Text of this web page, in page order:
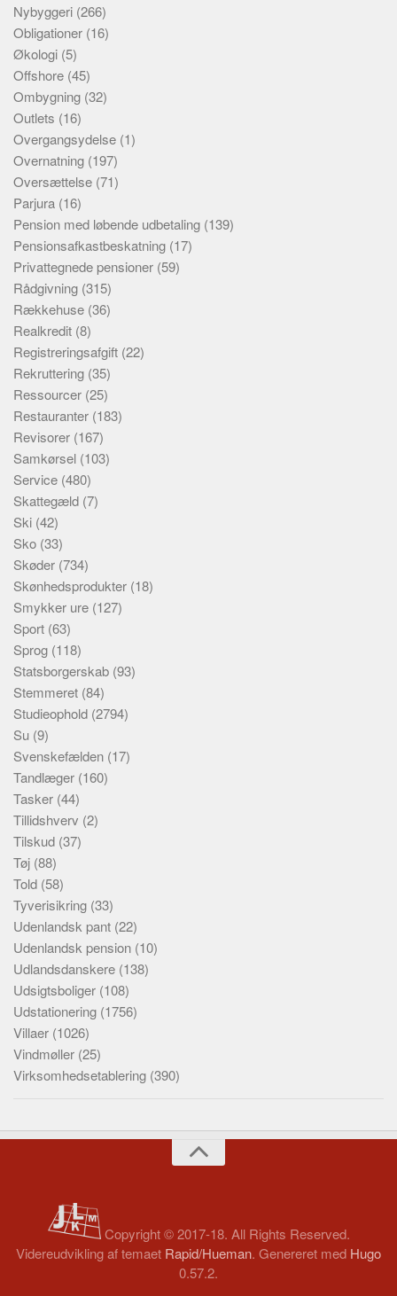
Nybyggeri (266)
Obligationer (16)
Økologi (5)
Offshore (45)
Ombygning (32)
Outlets (16)
Overgangsydelse (1)
Overnatning (197)
Oversættelse (71)
Parjura (16)
Pension med løbende udbetaling (139)
Pensionsafkastbeskatning (17)
Privattegnede pensioner (59)
Rådgivning (315)
Rækkehuse (36)
Realkredit (8)
Registreringsafgift (22)
Rekruttering (35)
Ressourcer (25)
Restauranter (183)
Revisorer (167)
Samkørsel (103)
Service (480)
Skattegæld (7)
Ski (42)
Sko (33)
Skøder (734)
Skønhedsprodukter (18)
Smykker ure (127)
Sport (63)
Sprog (118)
Statsborgerskab (93)
Stemmeret (84)
Studieophold (2794)
Su (9)
Svenskefælden (17)
Tandlæger (160)
Tasker (44)
Tillidshverv (2)
Tilskud (37)
Tøj (88)
Told (58)
Tyverisikring (33)
Udenlandsk pant (22)
Udenlandsk pension (10)
Udlandsdanskere (138)
Udsigtsboliger (108)
Udstationering (1756)
Villaer (1026)
Vindmøller (25)
Virksomhedsetablering (390)
Copyright © 2017-18. All Rights Reserved.
Videreudvikling af temaet Rapid/Hueman. Genereret med Hugo
0.57.2.